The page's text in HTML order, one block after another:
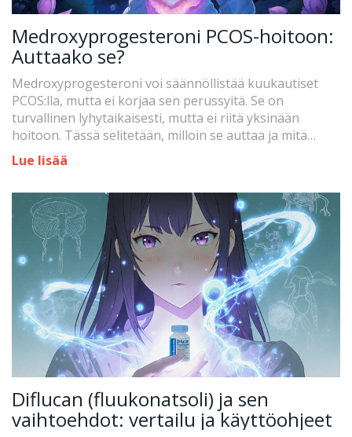
Medroxyprogesteroni PCOS-hoitoon:
Auttaako se?
Medroxyprogesteroni voi säännöllistää kuukautiset
PCOS:lla, mutta ei korjaa sen perussyitä. Se on
turvallinen lyhytaikaisesti, mutta ei riitä yksinään
hoitoon. Tässä selitetään, milloin se auttaa ja mitä
muita vaihtoehtoja on.
Lue lisää
Diflucan (fluukonatsoli) ja sen
vaihtoehdot: vertailu ja käyttöohjeet